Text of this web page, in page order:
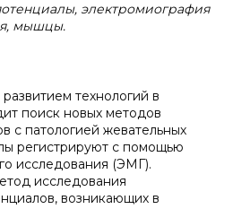
электромиография
мышцы.
технологий в
поиск новых методов
с патологией жевательных
регистрируют с помощью
исследования (ЭМГ).
исследования
возникающих в